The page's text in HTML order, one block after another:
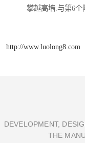
攀越高墙.与第6个
http://www.luolong8.com
DEVELOPMENT,
THE